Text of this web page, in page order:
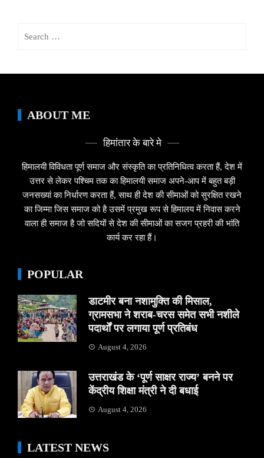
ABOUT ME
हिमांतार के बारे मे
हिमालयी विविधता पूर्ण समाज और संस्कृति का प्रतिनिधित्व करता हैं, देश में
उत्तर से लेकर पश्चिम तक का हिमालयी समाज अपने-आप में बहुत बड़ी
जनसख्यां का निर्धारण करता हैं, साथ ही देश की सीमाओं को सुरक्षित रखने
का जिम्मा जिस समाज को है उसमें प्रमुख रूप से हिमालय में निवास करने
वाला ही समाज है जो सदियों से देश की सीमाओं का सजग प्रहरी की भांति
कार्य कर रहा हैं।
POPULAR
डाटमीर बना नशामुक्ति की मिसाल,
ग्रामसभा ने शराब-चरस समेत सभी नशीले
पदार्थों पर लगाया पूर्ण प्रतिबंध
August 4, 2026
उत्तराखंड के ‘पूर्ण साक्षर राज्य’ बनने पर
केंद्रीय शिक्षा मंत्री ने दी बधाई
August 4, 2026
LATEST NEWS